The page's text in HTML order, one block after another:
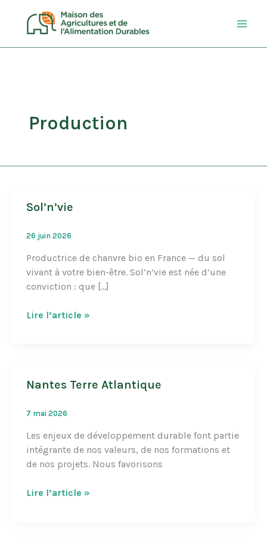
contenu
Production
Sol’n’vie
26 juin 2026
Productrice de chanvre bio en France — du sol
vivant à votre bien-être. Sol’n’vie est née d’une
conviction : que […]
Sol’n’vie
Lire l’article »
Nantes Terre Atlantique
7 mai 2026
Les enjeux de développement durable font partie
intégrante de nos valeurs, de nos formations et
de nos projets. Nous favorisons
Nantes
Lire l’article »